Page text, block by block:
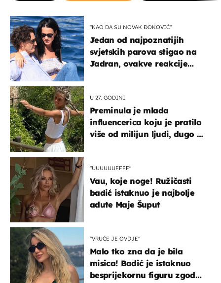
"KAO DA SU NOVAK ĐOKOVIĆ"
Jedan od najpoznatijih
svjetskih parova stigao na
Jadran, ovakve reakcije
U 27. GODINI
Preminula je mlada
influencerica koju je pratilo
više od milijun ljudi, dugo se
"UUUUUUFFFF"
Vau, koje noge! Ružičasti
badić istaknuo je najbolje
adute Maje Šuput
"VRUĆE JE OVDJE"
Malo tko zna da je bila
misica! Badić je istaknuo
besprijekornu figuru zgodne